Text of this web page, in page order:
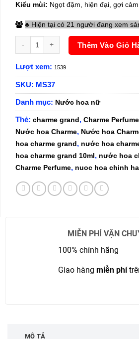
Kiểu mùi: Ngọt đậm, hiện đại, gợi
♣ Hiện tại có 21 người đang xem
Nước Hoa Nữ Charme Grand 100ml số
Thêm Vào Giỏ
Lượt xem: 1539
SKU: MS37
Danh mục: Nước hoa nữ
Thẻ: charme grand, Charme Perfume
Nước hoa Charme, Nước hoa
hoa charme grand, nước hoa
hoa charme grand 10ml, nước hoa
Charme Perfume, nuoc hoa chinh
MIỄN PHÍ VẬN
100% chính hãng
Giao hàng miễn phí
MÔ TẢ